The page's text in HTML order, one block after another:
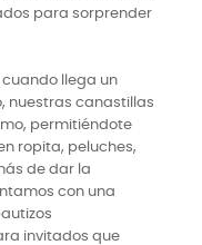
para sorprender
llega un
nuestras canastillas
permitiéndote
ropita, peluches,
de dar la
con una
invitados que